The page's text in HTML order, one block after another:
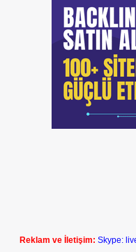
Reklam ve İletişim: Skype: